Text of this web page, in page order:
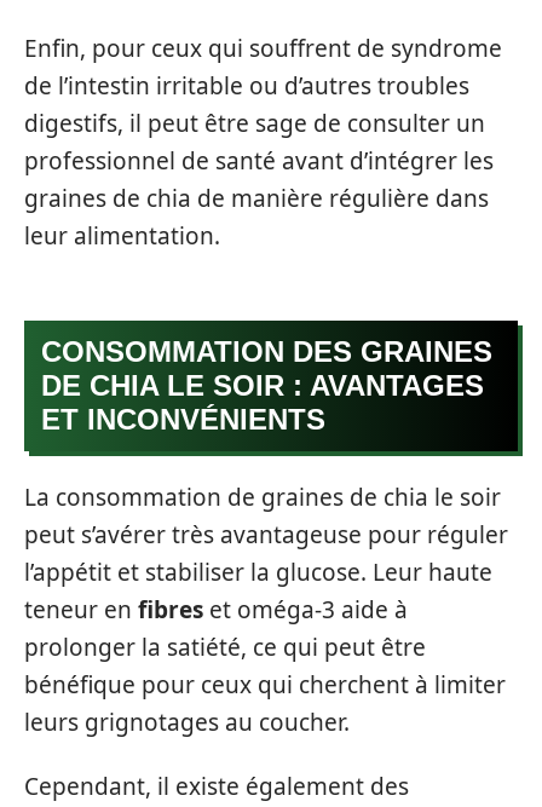
Enfin, pour ceux qui souffrent de syndrome
de l’intestin irritable ou d’autres troubles
digestifs, il peut être sage de consulter un
professionnel de santé avant d’intégrer les
graines de chia de manière régulière dans
leur alimentation.
CONSOMMATION DES GRAINES
DE CHIA LE SOIR : AVANTAGES
ET INCONVÉNIENTS
La consommation de graines de chia le soir
peut s’avérer très avantageuse pour réguler
l’appétit et stabiliser la glucose. Leur haute
teneur en fibres et oméga-3 aide à
prolonger la satiété, ce qui peut être
bénéfique pour ceux qui cherchent à limiter
leurs grignotages au coucher.
Cependant, il existe également des